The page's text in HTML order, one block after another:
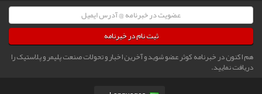
ثبت نام در خبرنامه
هم اکنون در خبرنامه کوثر عضو شوید و آخرین اخبار و تحولات صنعت پلیمر و پلاستیک را
دریافت نمایید.